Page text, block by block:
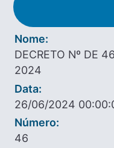
Nome:
DECRETO Nº DE
2024
Data:
26/06/2024
Número:
46